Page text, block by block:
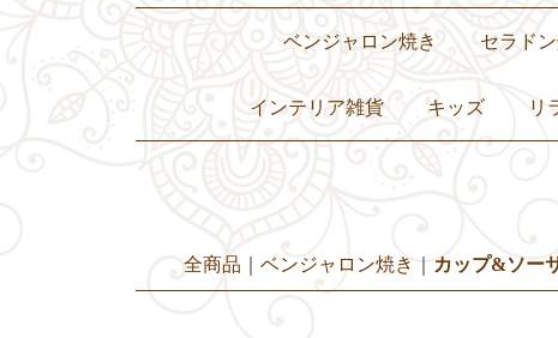
ベンジャロン焼き
カップ&ソーサー・グラス
皿・プレート
壺・小物入れ
置物・オブジェ ティーセット・ディナーセット
セラド
インテリア雑貨 キッズ リ
全商品 ベンジャロン焼き カップ&ソー